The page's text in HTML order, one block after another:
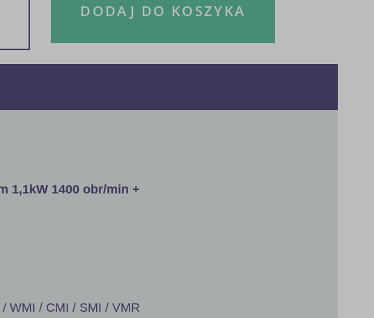
DODAJ DO KOSZYKA
1,1kW 1400 obr/min +
WMI / CMI / SMI / VMR